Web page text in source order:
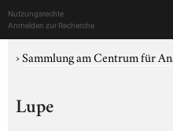
Nutzungsrechte
Anmelden zur Recherche
›Sammlung am Centrum für
Lupe